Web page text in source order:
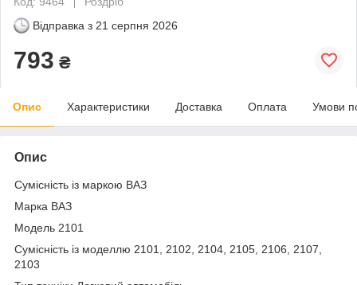
Відправка з 21 серпня 2026
793 ₴
Опис Характеристики Доставка Оплата Умови
Опис
Сумісність із маркою ВАЗ
Марка ВАЗ
Модель 2101
Сумісність із моделлю 2101, 2102, 2104, 2105, 2106, 2107,
2103